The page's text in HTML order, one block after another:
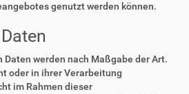
genutzt werden können.
Daten werden nach Maßgabe der Art.
oder in ihrer Verarbeitung
im Rahmen dieser